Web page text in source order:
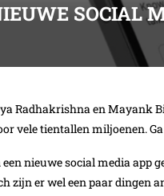
SOCIAL
Radhakrishna en Mayank
vele tientallen miljoenen.
nieuwe social media app
er wel een paar dingen